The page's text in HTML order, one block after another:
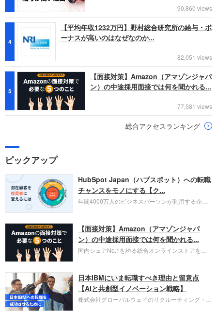
90,860 views
4
【平均年収1232万円】野村総合研究所の給与・ボ
ーナスが高いのはなぜなのか...
82,051 views
5
【面接対策】Amazon（アマゾンジャパ
ン）の中途採用面接では何を聞かれる...
77,581 views
総合アクセスランキング
ピックアップ
HubSpot Japan（ハブスポット）への転職
チャンスをモノにする【ク...
年間4000万人のビジネスパーソンが利用する企業
お勧めするイチオシ企業をご紹介します。今回はク
ラウド型CRMプラットフォームを提供する
HubSpot Japan（ハブスポット・ジャパン）株式会
社です。採用面接対策の企業研究にご活用くださ
い。
【面接対策】Amazon（アマゾンジャパ
ン）の中途採用面接では何を聞かれる...
国内シェアNo.1を誇る総合オンラインストアを運
圧倒的な存在感を持つAmazon。中途採用面接では
過去の具体的な業務成果やリーダーシップの発揮、
失敗からの学びが重視され、人間性やカルチャーフ
ィットも評価対象となり、長期的に成長できる仲間
であるかを多角的に審査されます。
日本IBMにいま転職すべき理由と留意点
【AIと共創型イノベーション戦略】
株式会社グローバルウェイのリクルーティング・パ